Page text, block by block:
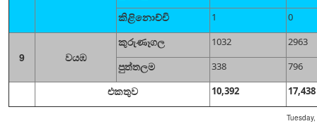
කිළිනොච්චි 1 0
9 වයඹ
කුරුණෑගල 1032 2963
පුත්තලම 338 796
එකතුව 10,392 17,438